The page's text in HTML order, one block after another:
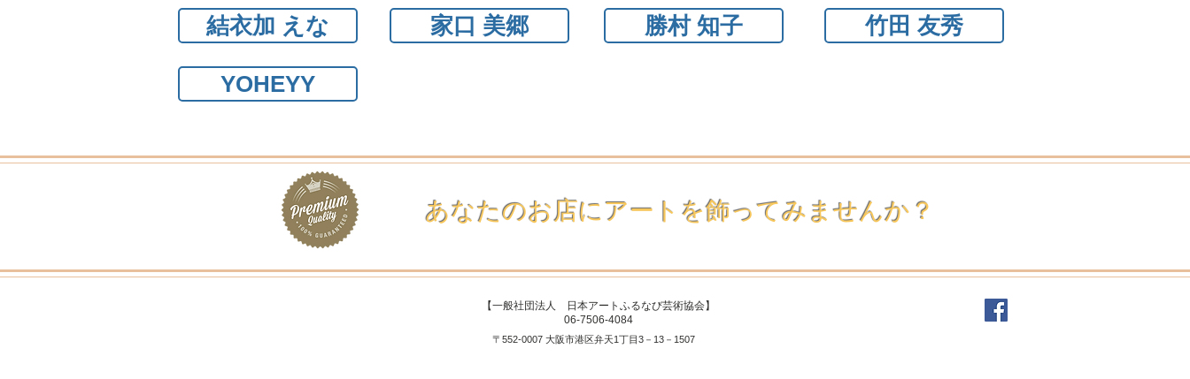
結衣加 えな 家口 美郷 勝村 知子 竹田 友秀
YOHEYY
あなたのお店にアートを飾ってみませんか？
【一般社団法人 日本アートふるなび芸術協会】
06-7506-4084
〒552-0007 大阪市港区弁天1丁目3－13－1507